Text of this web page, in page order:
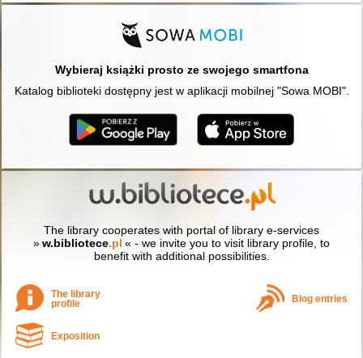
Wybieraj książki prosto ze swojego smartfona
Katalog biblioteki dostępny jest w aplikacji mobilnej "Sowa MOBI".
The library cooperates with portal of library e-services
»w.bibliotece.pl « - we invite you to visit library profile, to
benefit with additional possibilities.
The library
profile
Blog entries
Exposition